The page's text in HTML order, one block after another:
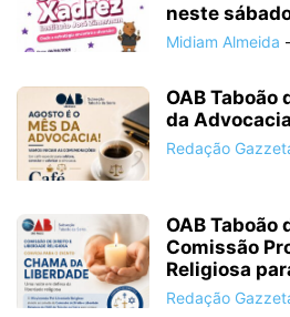
neste
Midiam Almeida -
OAB Taboão
da
Redação
OAB Taboão
Comissão
Religiosa
Redação